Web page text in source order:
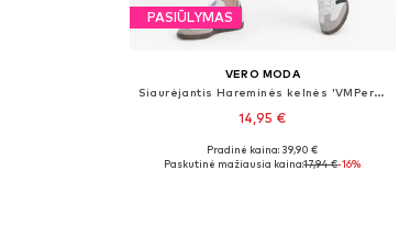
PASIŪLYMAS
VERO MODA
Siaurėjantis Hareminės kelnės 'VMPernille''
14,95 €
Galimi dydžiai: XS, S
Pradinė kaina: 39,90 €
Paskutinė mažiausia kaina:17,94 €-16%